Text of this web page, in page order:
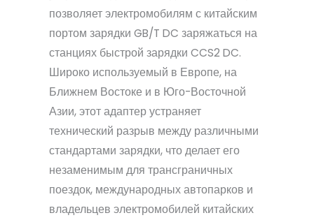
позволяет электромобилям с китайским
портом зарядки GB/T DC заряжаться на
станциях быстрой зарядки CCS2 DC.
Широко используемый в Европе, на
Ближнем Востоке и в Юго-Восточной
Азии, этот адаптер устраняет
технический разрыв между различными
стандартами зарядки, что делает его
незаменимым для трансграничных
поездок, международных автопарков и
владельцев электромобилей китайских